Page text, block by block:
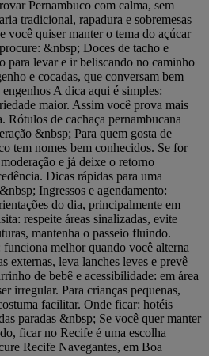
Pernambuco com calma, sem
tradicional, rapadura e sobremesas
você quiser manter o tema do açúcar
&nbsp; Doces de tacho e
para levar e ir beliscando no caminho
e cocadas, que conversam bem
A dica aqui é simples:
maior. Assim você prova mais
Rótulos de cachaça pernambucana
&nbsp; Para quem gosta de
tem nomes bem conhecidos. Se for
e já deixe o retorno
Dicas rápidas para uma
Ingressos e agendamento:
do dia, principalmente em
respeite áreas sinalizadas, evite
mantenha o passeio fluindo.
melhor quando você alterna
externas, leva lanches leves e prevê
de bebê e acessibilidade: em área
irregular. Para crianças pequenas,
facilitar. Onde ficar: hotéis
paradas &nbsp; Se você quer manter
ficar no Recife é uma escolha
Recife Navegantes, em Boa